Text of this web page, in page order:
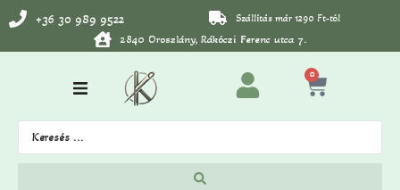
+36 30 989 9522 Szállítás már 1290 Ft-tól
2840 Oroszlány, Rákóczi Ferenc utca 7.
0